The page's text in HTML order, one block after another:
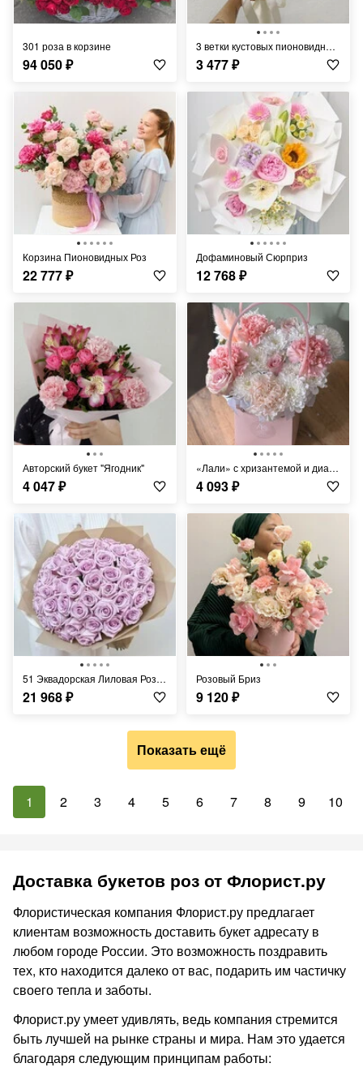
301 роза в корзине
94 050₽
3 ветки кустовых пионовидных роз в оформлении
3 477₽
Корзина Пионовидных Роз
22 777₽
Дофаминовый Сюрприз
12 768₽
Авторский букет "Ягодник"
4 047₽
«Лали» с хризантемой и диантусом
4 093₽
51 Эквадорская Лиловая Роза 60 см
21 968₽
Розовый Бриз
9 120₽
Показать ещё
1 2 3 4 5 6 7 8 9 10
Доставка букетов роз от Флорист.ру
Флористическая компания Флорист.ру предлагает
клиентам возможность доставить букет адресату в
любом городе России. Это возможность поздравить
тех, кто находится далеко от вас, подарить им частичку
своего тепла и заботы.
Флорист.ру умеет удивлять, ведь компания стремится
быть лучшей на рынке страны и мира. Нам это удается
благодаря следующим принципам работы: